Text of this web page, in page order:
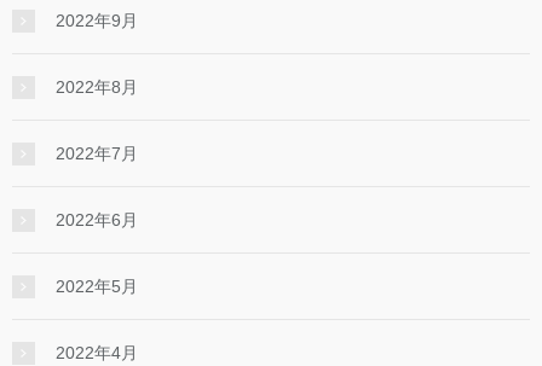
2022年9月
2022年8月
2022年7月
2022年6月
2022年5月
2022年4月